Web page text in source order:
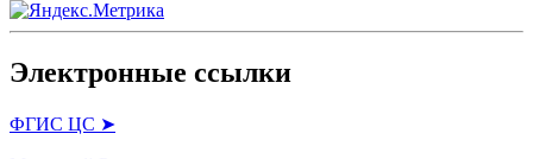
Электронные ссылки
ФГИС ЦС ➤